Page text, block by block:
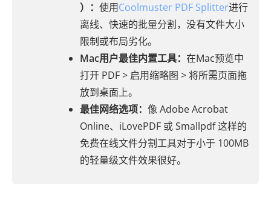
）： 使用Coolmuster PDF Splitter进行
离线、快速的批量分割，没有文件大小
限制或布局劣化。
Mac用户最佳内置工具： 在Mac预览中
打开 PDF > 启用缩略图 > 将所需页面拖
放到桌面上。
最佳网络选项： 像 Adob​​e Acrobat
Online、iLovePDF 或 Smallpdf 这样的
免费在线文件分割工具对于小于 100MB
的轻量级文件效果很好。